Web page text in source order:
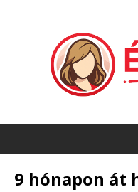
9 hónapon át